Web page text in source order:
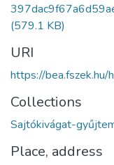
(579.1 KB)
URI
https://
Collections
Sajtókivágat-
Place, address